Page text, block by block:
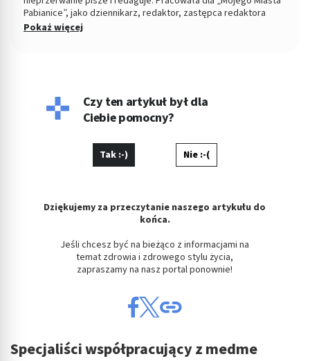
Pabianice”, jako dziennikarz, redaktor, zastępca redaktora
naczelnego i PR-owiec, współpracowała z „Nowym Życiem
Pokaż więcej
Czy ten artykuł był dla
Ciebie pomocny?
Tak :-) Nie :-(
Dziękujemy za przeczytanie naszego artykułu do
końca.
Jeśli chcesz być na bieżąco z informacjami na
temat zdrowia i zdrowego stylu życia,
zapraszamy na nasz portal ponownie!
Specjaliści współpracujący z medme